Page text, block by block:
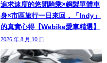
追求速度的悠閒騎乘×鋼製單體車
身×市區旅行一日來回，「Indy」
的真實心得【Webike愛車精選】
2026 年 8 月 10 日